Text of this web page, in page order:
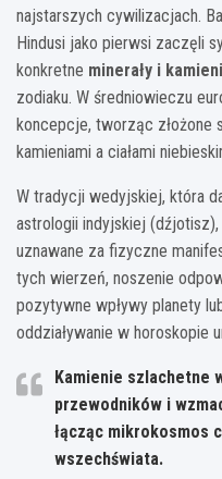
najstarszych cywilizacjach.
Hindusi jako pierwsi zaczęli
konkretne minerały i
zodiaku. W średniowieczu
koncepcje, tworząc złożone
kamieniami a ciałami
W tradycji wedyjskiej, która
astrologii indyjskiej (dźjotisz),
uznawane za fizyczne
tych wierzeń, noszenie
pozytywne wpływy planety
oddziaływanie w horoskopie
Kamienie szlachetne
przewodników i
łącząc mikrokosmos
wszechświata.